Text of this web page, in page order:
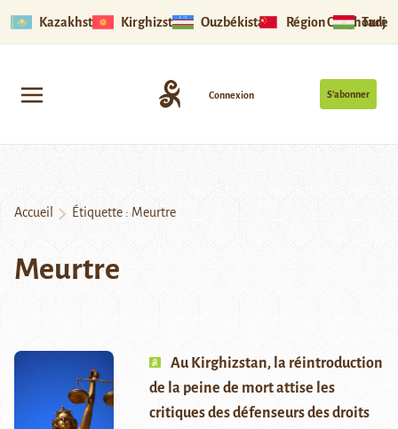
Kazakhstan Kirghizstan Ouzbékistan Région Ouïghoure
S’abonner
Connexion
Accueil Étiquette : Meurtre
Meurtre
Au Kirghizstan, la réintroduction
de la peine de mort attise les
critiques des défenseurs des droits